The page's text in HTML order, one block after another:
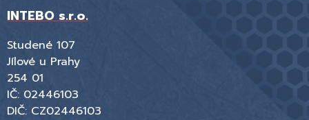
INTEBO s.r.o.
Studené 107
Jílové u Prahy
254 01
IČ: 02446103
DIČ: CZ02446103